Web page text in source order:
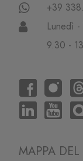
+39
Lunedì
9.30 -
MAPPA DEL